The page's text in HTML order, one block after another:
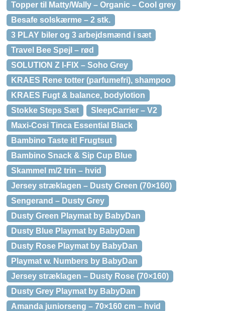
Topper til Matty/Wally – Organic – Cool grey
Besafe solskærme – 2 stk.
3 PLAY biler og 3 arbejdsmænd i sæt
Travel Bee Spejl – rød
SOLUTION Z I-FIX – Soho Grey
KRAES Rene totter (parfumefri), shampoo
KRAES Fugt & balance, bodylotion
Stokke Steps Sæt
SleepCarrier – V2
Maxi-Cosi Tinca Essential Black
Bambino Taste it! Frugtsut
Bambino Snack & Sip Cup Blue
Skammel m/2 trin – hvid
Jersey stræklagen – Dusty Green (70×160)
Sengerand – Dusty Grey
Dusty Green Playmat by BabyDan
Dusty Blue Playmat by BabyDan
Dusty Rose Playmat by BabyDan
Playmat w. Numbers by BabyDan
Jersey stræklagen – Dusty Rose (70×160)
Dusty Grey Playmat by BabyDan
Amanda juniorseng – 70×160 cm – hvid